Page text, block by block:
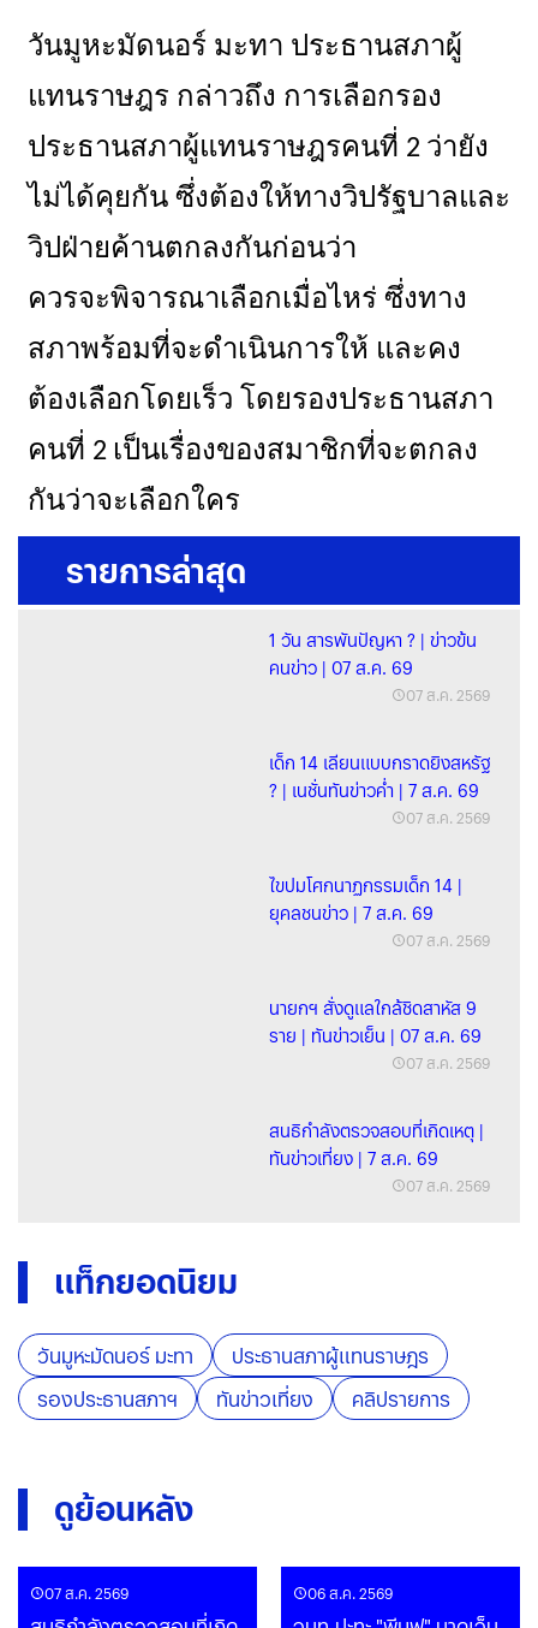
วันมูหะมัดนอร์ มะทา ประธานสภาผู้
แทนราษฎร กล่าวถึง การเลือกรอง
ประธานสภาผู้แทนราษฎรคนที่ 2 ว่ายัง
ไม่ได้คุยกัน ซึ่งต้องให้ทางวิปรัฐบาลและ
วิปฝ่ายค้านตกลงกันก่อนว่า
ควรจะพิจารณาเลือกเมื่อไหร่ ซึ่งทาง
สภาพร้อมที่จะดำเนินการให้ และคง
ต้องเลือกโดยเร็ว โดยรองประธานสภา
คนที่ 2 เป็นเรื่องของสมาชิกที่จะตกลง
กันว่าจะเลือกใคร
รายการล่าสุด
1 วัน สารพันปัญหา ? | ข่าวข้น
คนข่าว | 07 ส.ค. 69
07 ส.ค. 2569
เด็ก 14 เลียนแบบกราดยิงสหรัฐ
? | เนชั่นทันข่าวค่ำ | 7 ส.ค. 69
07 ส.ค. 2569
ไขปมโศกนาฏกรรมเด็ก 14 |
ยุคลชนข่าว | 7 ส.ค. 69
07 ส.ค. 2569
นายกฯ สั่งดูแลใกล้ชิดสาหัส 9
ราย | ทันข่าวเย็น | 07 ส.ค. 69
07 ส.ค. 2569
สนธิกำลังตรวจสอบที่เกิดเหตุ |
ทันข่าวเที่ยง | 7 ส.ค. 69
07 ส.ค. 2569
แท็กยอดนิยม
วันมูหะมัดนอร์ มะทา
ประธานสภาผู้แทนราษฎร
รองประธานสภาฯ
ทันข่าวเที่ยง คลิปรายการ
ดูย้อนหลัง
07 ส.ค. 2569 06 ส.ค. 2569